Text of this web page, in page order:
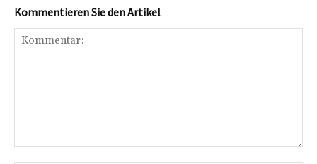
Kommentieren Sie den Artikel